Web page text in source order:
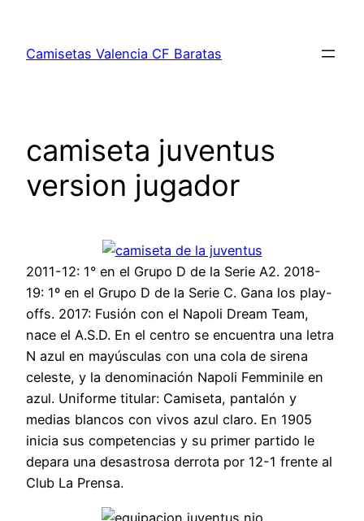
contenido
Camisetas Valencia CF Baratas
camiseta juventus
version jugador
2011-12: 1° en el Grupo D de la Serie A2. 2018-
19: 1º en el Grupo D de la Serie C. Gana los play-
offs. 2017: Fusión con el Napoli Dream Team,
nace el A.S.D. En el centro se encuentra una letra
N azul en mayúsculas con una cola de sirena
celeste, y la denominación Napoli Femminile en
azul. Uniforme titular: Camiseta, pantalón y
medias blancos con vivos azul claro. En 1905
inicia sus competencias y su primer partido le
depara una desastrosa derrota por 12-1 frente al
Club La Prensa.